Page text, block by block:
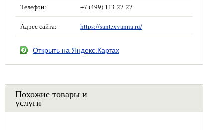
Телефон: +7 (499) 113-27-27
Адрес сайта: https://santexvanna.ru/
Открыть на Яндекс.Картах
Похожие товары и
услуги